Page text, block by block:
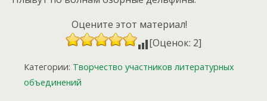
Оцените этот материал!
[Оценок: 2]
Категории: Творчество участников литературных
объединений